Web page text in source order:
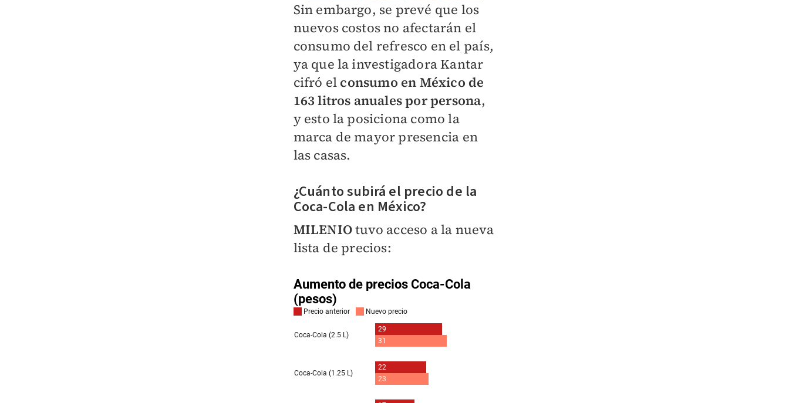
Sin embargo, se prevé que los
nuevos costos no afectarán el
consumo del refresco en el país,
ya que la investigadora Kantar
cifró el consumo en México de
163 litros anuales por persona,
y esto la posiciona como la
marca de mayor presencia en
las casas.
¿Cuánto subirá el precio de la
Coca-Cola en México?
MILENIOtuvo acceso a la nueva
lista de precios: